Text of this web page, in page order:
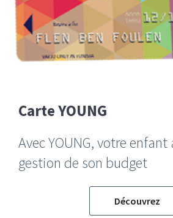
Carte YOUNG
Avec YOUNG, votre
gestion de son budget
Découvrez